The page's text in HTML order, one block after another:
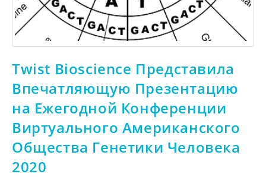
Twist Bioscience Представила
Впечатляющую Презентацию
на Ежегодной Конференции
Виртуального Американского
Общества Генетики Человека
2020